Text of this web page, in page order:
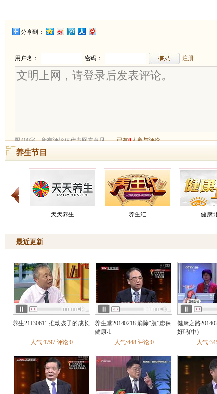
分享到：
养生节目
天天养生 养生汇 健康
健康之路 养生 健康
最近更新
养生21130611 推动孩子的成长
人气:1797 评论:0
养生堂20140218 消除“胰”虑保
健康-1
人气:448 评论:0
健康之路
好吗(中)
人气